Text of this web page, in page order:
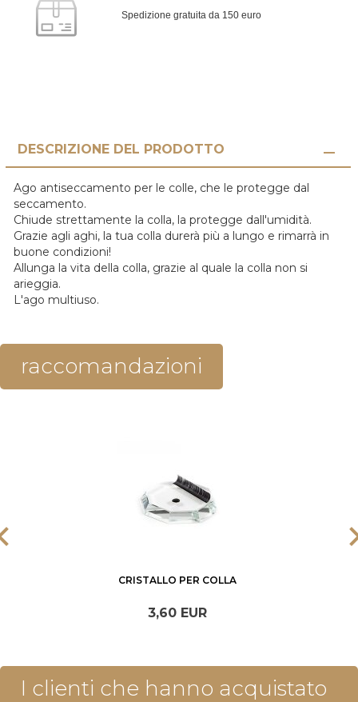
Spedizione gratuita da 150 euro
DESCRIZIONE DEL PRODOTTO
Ago antiseccamento per le colle, che le protegge dal
seccamento.
Chiude strettamente la colla, la protegge dall'umidità.
Grazie agli aghi, la tua colla durerà più a lungo e rimarrà in
buone condizioni!
Allunga la vita della colla, grazie al quale la colla non si
arieggia.
L'ago multiuso.
raccomandazioni
CRISTALLO PER COLLA
3,60 EUR
I clienti che hanno acquistato